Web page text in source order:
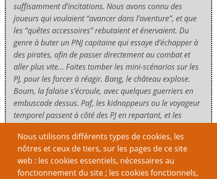
suffisamment d’incitations. Nous avons connu des
joueurs qui voulaient “avancer dans l’aventure”, et que
les “quêtes accessoires” rebutaient et énervaient. Du
genre à buter un PNJ capitaine qui essaye d’échapper à
des pirates, afin de passer directement au combat et
aller plus vite… Faites tomber les mini-scénarios sur les
PJ, pour les forcer à réagir. Bang, le château explose.
Boum, la falaise s’écroule, avec quelques guerriers en
embuscade dessus. Paf, les kidnappeurs ou le voyageur
temporel passent à côté des PJ en repartant, et les
Créer des PNJ instantanés
Nous utilisons différents types de cookies, les
nôtres et ceux de tiers, sur les pages de ce site
web : les cookies essentiels, nécessaires au
fonctionnement du site ; les cookies fonctionnels,